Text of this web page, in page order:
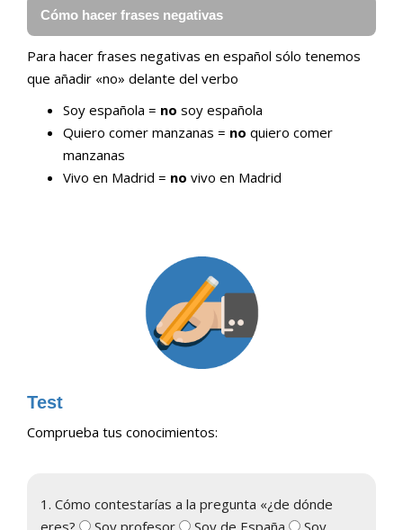
Cómo hacer frases negativas
Para hacer frases negativas en español sólo tenemos
que añadir «no» delante del verbo
Soy española = no soy española
Quiero comer manzanas = no quiero comer
manzanas
Vivo en Madrid = no vivo en Madrid
Test
Comprueba tus conocimientos:
1. Cómo contestarías a la pregunta «¿de dónde